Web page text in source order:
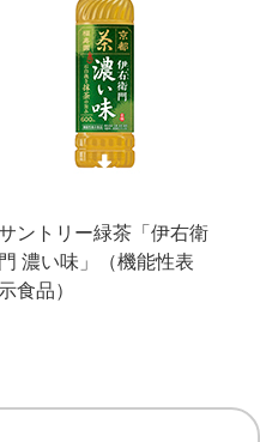
ントリー緑茶「伊右衛
門 濃い味」（機能性表
示食品）